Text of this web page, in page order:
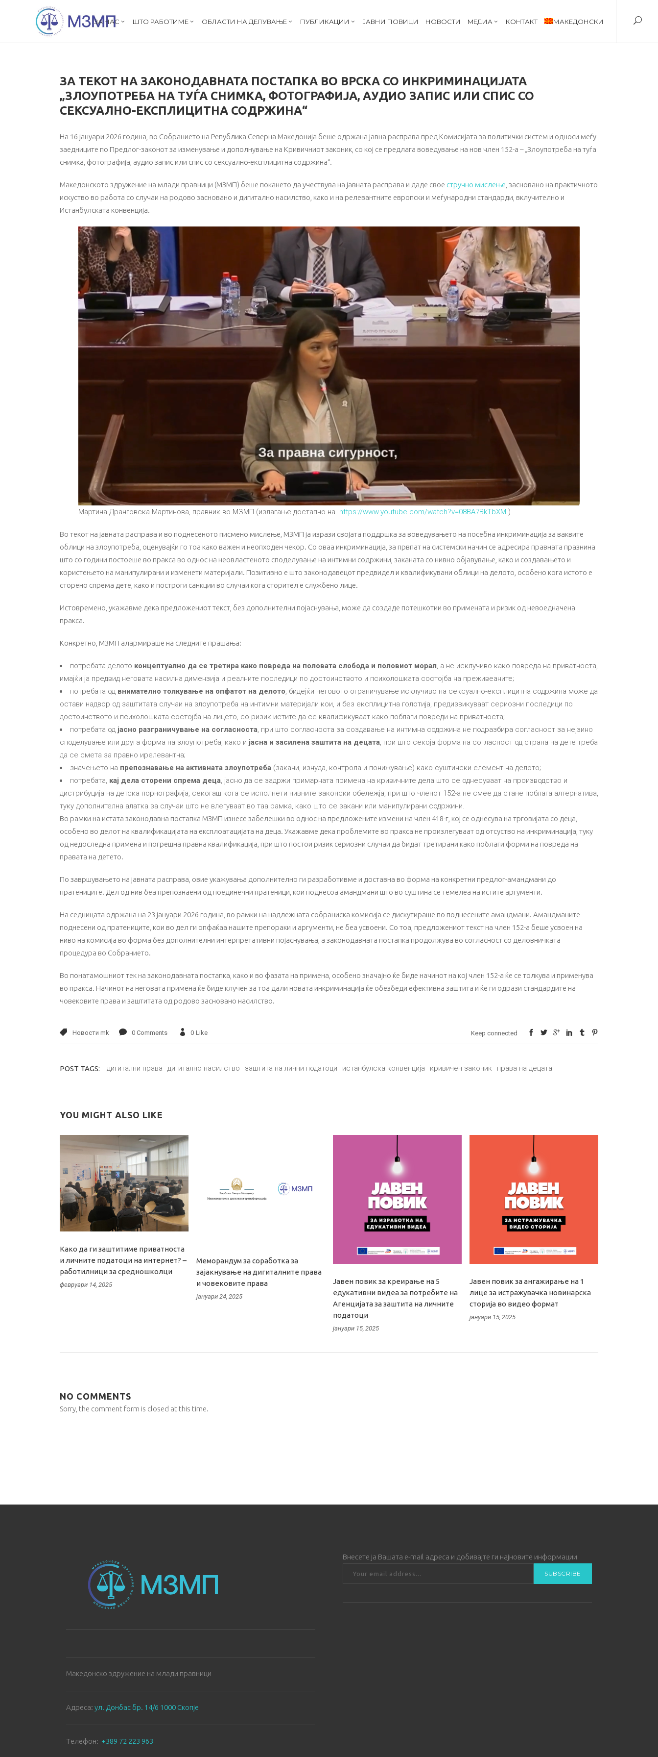
ЗА НАС ШТО РАБОТИМЕ ОБЛАСТИ НА ДЕЛУВАЊЕ ПУБЛИКАЦИИ ЈАВНИ ПОВИЦИ НОВОСТИ MЕДИА КОНТАКТ МАКЕДОНСКИ
ЗА ТЕКОТ НА ЗАКОНОДАВНАТА ПОСТАПКА ВО ВРСКА СО ИНКРИМИНАЦИЈАТА
„ЗЛОУПОТРЕБА НА ТУЃА СНИМКА, ФОТОГРАФИЈА, АУДИО ЗАПИС ИЛИ СПИС СО
СЕКСУАЛНО-ЕКСПЛИЦИТНА СОДРЖИНА“
На 16 јануари 2026 година, во Собранието на Република Северна Македонија беше одржана јавна расправа пред Комисијата за политички систем и односи меѓу
заедниците по Предлог-законот за изменување и дополнување на Кривичниот законик, со кој се предлага воведување на нов член 152-а – „Злоупотреба на туѓа
снимка, фотографија, аудио запис или спис со сексуално-експлицитна содржина“.
Македонското здружение на млади правници (МЗМП) беше покането да учествува на јавната расправа и даде свое стручно мислење , засновано на практичното
искуство во работа со случаи на родово засновано и дигитално насилство, како и на релевантните европски и меѓународни стандарди, вклучително и
Истанбулската конвенција.
Мартина Дранговска Мартинова, правник во МЗМП (излагање достапно на https://www.youtube.com/watch?v=08BA7BkTbXM )
Во текот на јавната расправа и во поднесеното писмено мислење, МЗМП ја изрази својата поддршка за воведувањето на посебна инкриминација за ваквите
облици на злоупотреба, оценувајќи го тоа како важен и неопходен чекор. Со оваа инкриминација, за првпат на системски начин се адресира правната празнина
што со години постоеше во пракса во однос на неовластеното споделување на интимни содржини, заканата со нивно објавување, како и создавањето и
користењето на манипулирани и изменети материјали. Позитивно е што законодавецот предвидел и квалификувани облици на делото, особено кога истото е
сторено спрема дете, како и построги санкции во случаи кога сторител е службено лице.
Истовремено, укажавме дека предложениот текст, без дополнителни појаснувања, може да создаде потешкотии во примената и ризик од невоедначена
пракса.
Конкретно, МЗМП алармираше на следните прашања:
потребата делото концептуално да се третира како повреда на половата слобода и половиот морал, а не исклучиво како повреда на приватноста,
имајќи ја предвид неговата насилна димензија и реалните последици по достоинството и психолошката состојба на преживеаните;
потребата од внимателно толкување на опфатот на делото, бидејќи неговото ограничување исклучиво на сексуално-експлицитна содржина може да
остави надвор од заштитата случаи на злоупотреба на интимни материјали кои, и без експлицитна голотија, предизвикуваат сериозни последици по
достоинството и психолошката состојба на лицето, со ризик истите да се квалификуваат како поблаги повреди на приватноста;
потребата од јасно разграничување на согласноста, при што согласноста за создавање на интимна содржина не подразбира согласност за нејзино
споделување или друга форма на злоупотреба, како и јасна и засилена заштита на децата, при што секоја форма на согласност од страна на дете треба
да се смета за правно ирелевантна;
значењето на препознавање на активната злоупотреба (закани, изнуда, контрола и понижување) како суштински елемент на делото;
потребата, кај дела сторени спрема деца, јасно да се задржи примарната примена на кривичните дела што се однесуваат на производство и
дистрибуција на детска порнографија, секогаш кога се исполнети нивните законски обележја, при што членот 152-а не смее да стане поблага алтернатива,
туку дополнителна алатка за случаи што не влегуваат во таа рамка, како што се закани или манипулирани содржини.
Во рамки на истата законодавна постапка МЗМП изнесе забелешки во однос на предложените измени на член 418-г, кој се однесува на трговијата со деца,
особено во делот на квалификацијата на експлоатацијата на деца. Укажавме дека проблемите во пракса не произлегуваат од отсуство на инкриминација, туку
од недоследна примена и погрешна правна квалификација, при што постои ризик сериозни случаи да бидат третирани како поблаги форми на повреда на
правата на детето.
По завршувањето на јавната расправа, овие укажувања дополнително ги разработивме и доставна во форма на конкретни предлог-амандмани до
пратениците. Дел од нив беа препознаени од поединечни пратеници, кои поднесоа амандмани што во суштина се темелеа на истите аргументи.
На седницата одржана на 23 јануари 2026 година, во рамки на надлежната собраниска комисија се дискутираше по поднесените амандмани. Амандманите
поднесени од пратениците, кои во дел ги опфаќаа нашите препораки и аргументи, не беа усвоени. Со тоа, предложениот текст на член 152-а беше усвоен на
ниво на комисија во форма без дополнителни интерпретативни појаснувања, а законодавната постапка продолжува во согласност со деловничката
процедура во Собранието.
Во понатамошниот тек на законодавната постапка, како и во фазата на примена, особено значајно ќе биде начинот на кој член 152-а ќе се толкува и применува
во пракса. Начинот на неговата примена ќе биде клучен за тоа дали новата инкриминација ќе обезбеди ефективна заштита и ќе ги одрази стандардите на
човековите права и заштитата од родово засновано насилство.
Новости mk 0 Comments 0 Like Keep connected
POST TAGS: дигитални права дигитално насилство заштита на лични податоци истанбулска конвенција кривичен законик права на децата
YOU MIGHT ALSO LIKE
Како да ги заштитиме приватноста
и личните податоци на интернет? –
работилници за средношколци
февруари 14, 2025
Меморандум за соработка за
зајакнување на дигиталните права
и човековите права
јануари 24, 2025
Јавен повик за креирање на 5
едукативни видеа за потребите на
Агенцијата за заштита на личните
податоци
јануари 15, 2025
Јавен повик за ангажирање на 1
лице за истражувачка новинарска
сторија во видео формат
јануари 15, 2025
NO COMMENTS
Sorry, the comment form is closed at this time.
Македонско здружение на млади правници
Aдреса: ул. Донбас бр. 14/6 1000 Скопје
Tелефон: +389 72 223 963
Внесете ја Вашата е-mail адреса и добивајте ги најновите информации